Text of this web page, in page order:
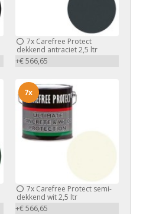
7xCarefree Protect
dekkend antraciet 2,5 ltr
+€ 566,65
7xCarefree Protect semi-
dekkend wit 2,5 ltr
+€ 566,65
7x